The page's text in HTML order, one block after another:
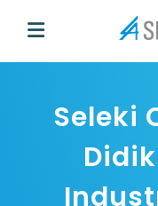
Seleki